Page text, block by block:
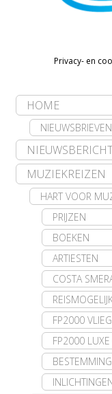
Privacy- en
HOME
MUZIEKREIZEN
HART VOOR
PRIJZEN
BOEKEN
ARTIESTEN
COSTA
FP2000
FP2000